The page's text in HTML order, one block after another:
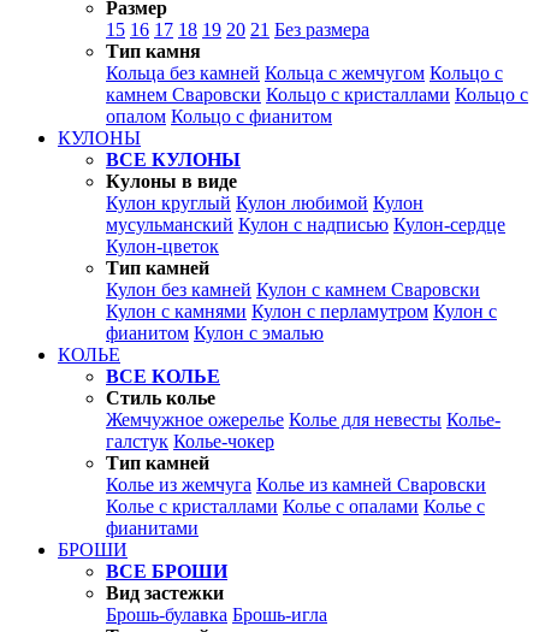
Размер
15 16 17 18 19 20 21 Без размера
Тип камня
Кольца без камней Кольца с жемчугом Кольцо с
камнем Сваровски Кольцо с кристаллами Кольцо с
опалом Кольцо с фианитом
КУЛОНЫ
ВСЕ КУЛОНЫ
Кулоны в виде
Кулон круглый Кулон любимой Кулон
мусульманский Кулон с надписью Кулон-сердце
Кулон-цветок
Тип камней
Кулон без камней Кулон с камнем Сваровски
Кулон с камнями Кулон с перламутром Кулон с
фианитом Кулон с эмалью
КОЛЬЕ
ВСЕ КОЛЬЕ
Стиль колье
Жемчужное ожерелье Колье для невесты Колье-
галстук Колье-чокер
Тип камней
Колье из жемчуга Колье из камней Сваровски
Колье с кристаллами Колье с опалами Колье с
фианитами
БРОШИ
ВСЕ БРОШИ
Вид застежки
Брошь-булавка Брошь-игла